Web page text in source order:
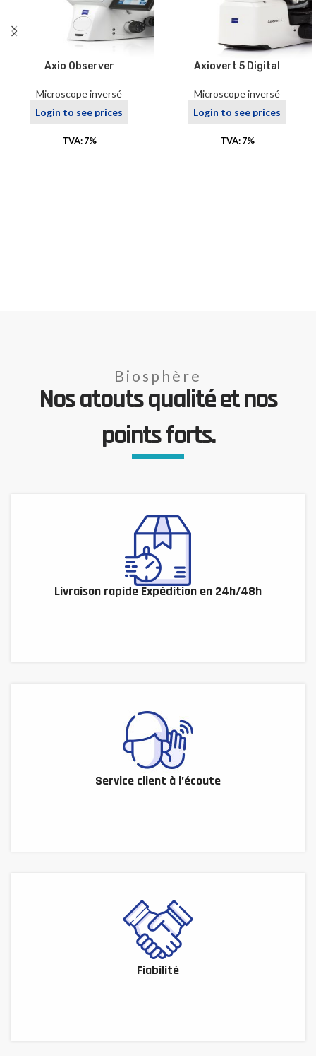
Axio Observer
Microscope inversé
Login to see prices
TVA: 7%
Axiovert 5 Digital
Microscope inversé
Login to see prices
TVA: 7%
Biosphère
Nos atouts qualité et nos
points forts.
Livraison rapide Expédition en 24h/48h
Service client à l’écoute
Fiabilité